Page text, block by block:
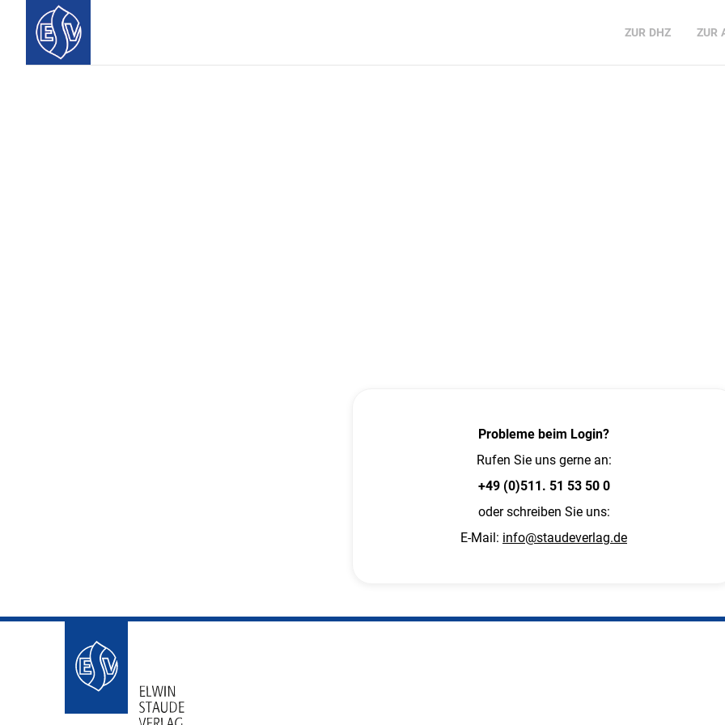
ZUR DHZ ZUR
Probleme beim Login?
Rufen Sie uns gerne an:
+49 (0)511. 51 53 50 0
oder schreiben Sie uns:
E-Mail: info@staudeverlag.de